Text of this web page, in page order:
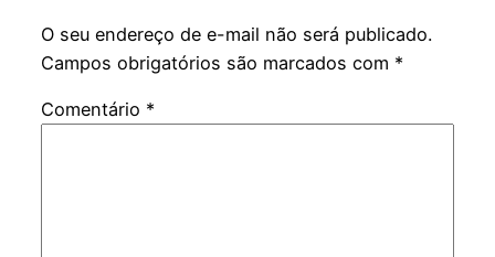
O seu endereço de e-mail não será publicado.
Campos obrigatórios são marcados com *
Comentário *